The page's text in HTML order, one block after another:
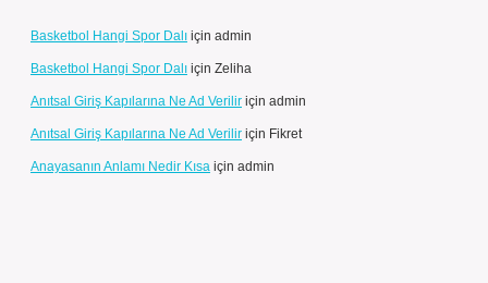
Basketbol Hangi Spor Dalı için admin
Basketbol Hangi Spor Dalı için Zeliha
Anıtsal Giriş Kapılarına Ne Ad Verilir için admin
Anıtsal Giriş Kapılarına Ne Ad Verilir için Fikret
Anayasanın Anlamı Nedir Kısa için admin